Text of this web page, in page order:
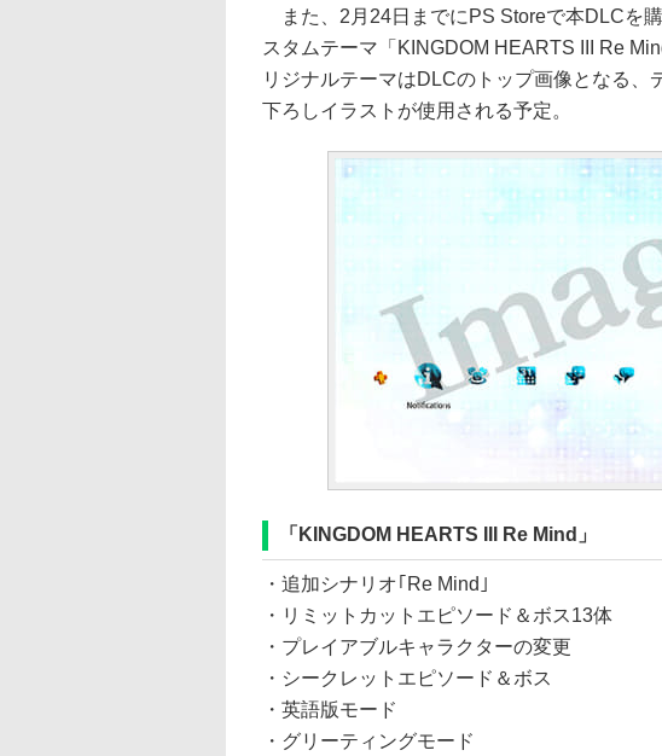
また、2月24日までにPS Storeで本DLCを
スタムテーマ「KINGDOM HEARTS III Re
リジナルテーマはDLCのトップ画像となる、
下ろしイラストが使用される予定。
「KINGDOM HEARTS III Re Mind」
・追加シナリオ｢Re Mind｣
・リミットカットエピソード＆ボス13体
・プレイアブルキャラクターの変更
・シークレットエピソード＆ボス
・英語版モード
・グリーティングモード